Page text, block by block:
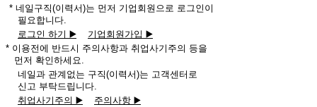
* 네일구직(이력서)는 먼저 기업회원으로 로그인이
필요합니다.
로그인 하기 ▶️
기업회원가입 ▶️
* 이용전에 반드시 주의사항과 취업사기주의 등을
먼저 확인하세요.
네일과 관계없는 구직(이력서)는 고객센터로
신고 부탁드립니다.
취업사기주의 ▶️
주의사항 ▶️